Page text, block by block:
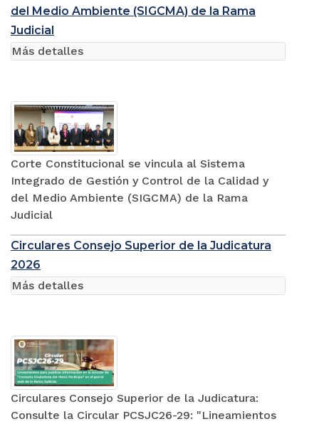
del Medio Ambiente (SIGCMA) de la Rama
Judicial
Corte Constitucional se vincula al Sistema
Integrado de Gestión y Control de la Calidad y
del Medio Ambiente (SIGCMA) de la Rama
Judicial
Más detalles
Circulares Consejo Superior de la Judicatura
2026
Circulares Consejo Superior de la Judicatura:
Consulte la Circular PCSJC26-29: "Lineamientos
Más detalles